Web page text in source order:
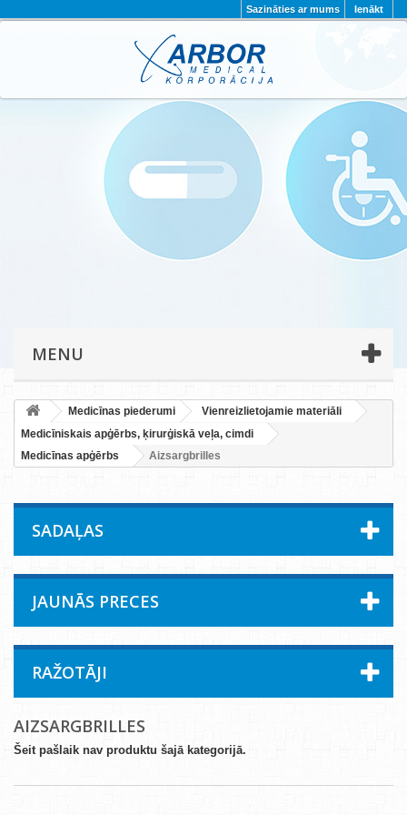
Ienākt
Sazināties ar mums
PAR MUMS PROJEKTI
KONTAKTI
PRIVĀTUMA POLITIKA
MENU
Medicīnas piederumi
Vienreizlietojamie materiāli
Medicīniskais apģērbs, ķirurģiskā veļa, cimdi
Medicīnas apģērbs
Aizsargbrilles
SADAĻAS
JAUNĀS PRECES
RAŽOTĀJI
AIZSARGBRILLES
Šeit pašlaik nav produktu šajā kategorijā.